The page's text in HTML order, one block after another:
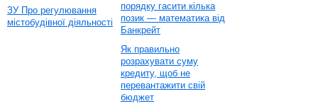
ЗУ Про регулювання
містобудівної діяльності
порядку гасити кілька
позик — математика від
Банкрейт
Як правильно
розрахувати суму
кредиту, щоб не
перевантажити свій
бюджет